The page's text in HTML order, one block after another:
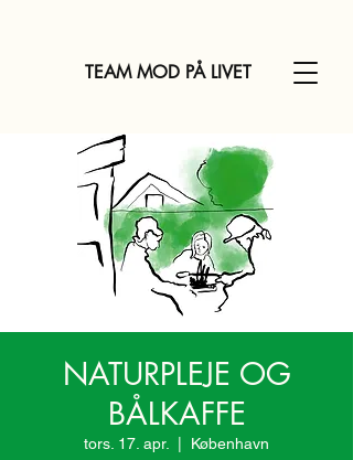
TEAM MOD PÅ LIVET
NATURPLEJE OG
BÅLKAFFE
tors. 17. apr. København